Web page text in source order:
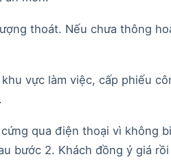
thoát. Nếu chưa thông
vực làm việc, cấp phiếu
qua điện thoại vì không
bước 2. Khách đồng ý giá